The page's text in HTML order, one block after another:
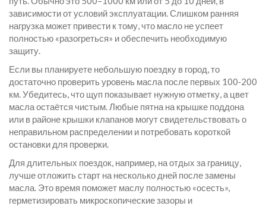
зависимости от условий эксплуатации. Слишком ранняя
нагрузка может привести к тому, что масло не успеет
полностью «разогреться» и обеспечить необходимую
защиту.
Если вы планируете небольшую поездку в город, то
достаточно проверить уровень масла после первых 100‑200
км. Убедитесь, что щуп показывает нужную отметку, а цвет
масла остаётся чистым. Любые пятна на крышке поддона
или в районе крышки клапанов могут свидетельствовать о
неправильном распределении и потребовать короткой
остановки для проверки.
Для длительных поездок, например, на отдых за границу,
лучше отложить старт на несколько дней после замены
масла. Это время поможет маслу полностью «осесть»,
герметизировать микроскопические зазоры и